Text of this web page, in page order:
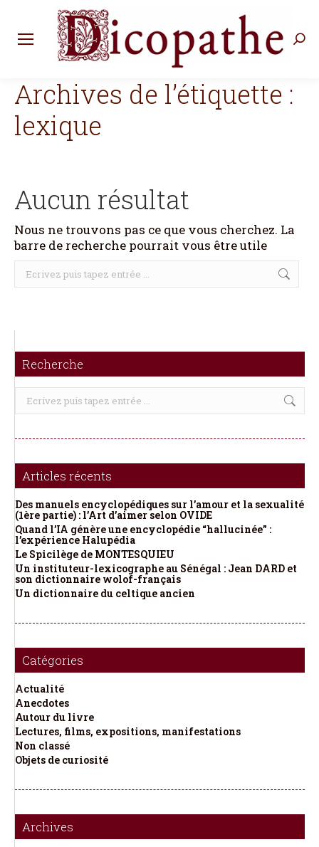
Archives de l’étiquette :
lexique
Aucun résultat
Nous ne trouvons pas ce que vous cherchez. La
barre de recherche pourrait vous être utile
Recherche
:
Recherche
Recherche
Articles récents
Des manuels encyclopédiques sur l’amour et la sexualité
(1ère partie) : l’Art d’aimer selon OVIDE
Quand l’IA génère une encyclopédie “hallucinée” :
l’expérience Halupédia
Le Spicilège de MONTESQUIEU
Un instituteur-lexicographe au Sénégal : Jean DARD et
son dictionnaire wolof-français
Un dictionnaire du celtique ancien
Catégories
Actualité
Anecdotes
Autour du livre
Lectures, films, expositions, manifestations
Non classé
Objets de curiosité
Archives